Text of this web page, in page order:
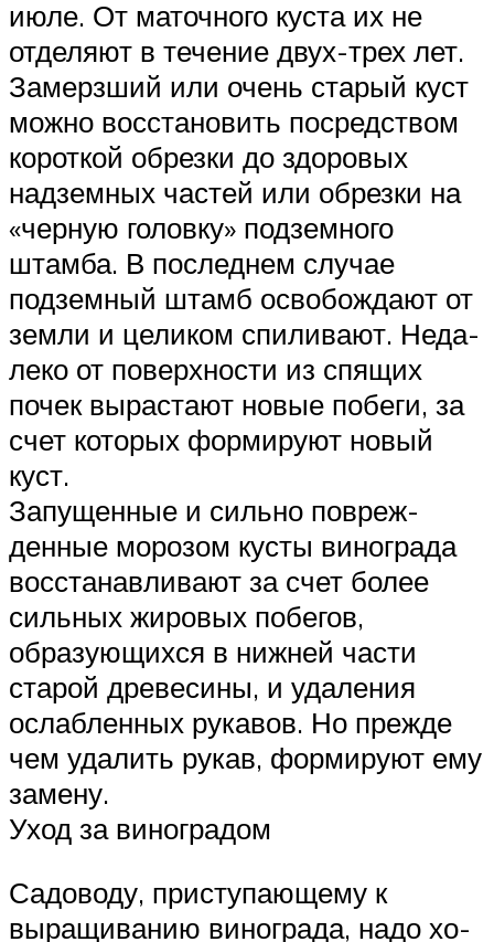
июле. От маточного куста их не
отделяют в течение двух-трех лет.
Замерзший или очень старый куст
можно восстановить посред­ством
короткой обрезки до здоро­вых
надземных частей или обрез­ки на
«черную головку» подзем­ного
штамба. В последнем случае
подземный штамб освобождают от
земли и целиком спиливают. Неда­
леко от поверхности из спящих
почек вырастают новые побеги, за
счет которых формируют новый
куст.
Запущенные и сильно повреж­
денные морозом кусты винограда
восстанав­ливают за счет более
сильных жи­ровых побегов,
образующихся в нижней части
старой древесины, и удаления
ослабленных рукавов. Но прежде
чем удалить рукав, формируют ему
замену.
Уход за виноградом
Садоводу, приступающему к
выращиванию винограда, надо хо­